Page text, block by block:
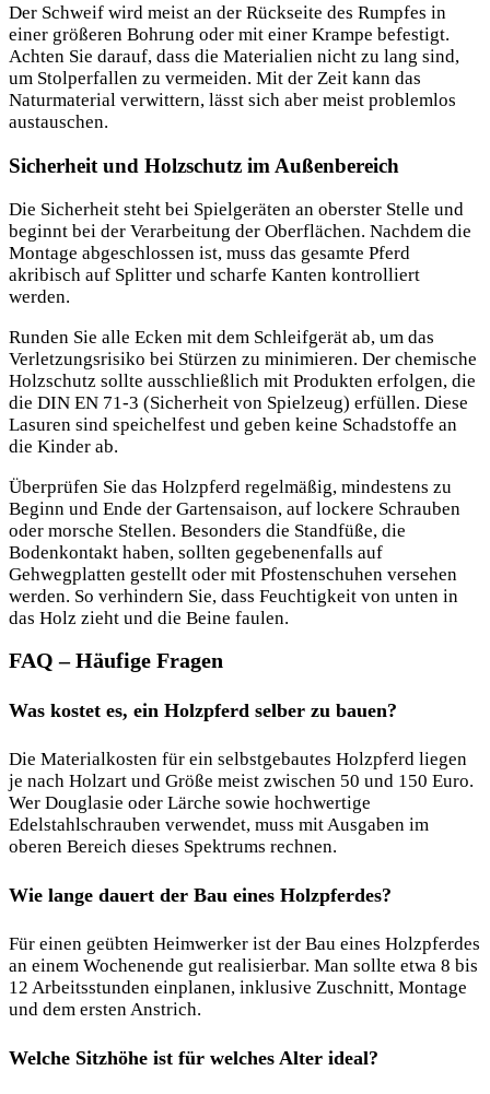
Der Schweif wird meist an der Rückseite des Rumpfes in
einer größeren Bohrung oder mit einer Krampe befestigt.
Achten Sie darauf, dass die Materialien nicht zu lang sind,
um Stolperfallen zu vermeiden. Mit der Zeit kann das
Naturmaterial verwittern, lässt sich aber meist problemlos
austauschen.
Sicherheit und Holzschutz im Außenbereich
Die Sicherheit steht bei Spielgeräten an oberster Stelle und
beginnt bei der Verarbeitung der Oberflächen. Nachdem die
Montage abgeschlossen ist, muss das gesamte Pferd
akribisch auf Splitter und scharfe Kanten kontrolliert
werden.
Runden Sie alle Ecken mit dem Schleifgerät ab, um das
Verletzungsrisiko bei Stürzen zu minimieren. Der chemische
Holzschutz sollte ausschließlich mit Produkten erfolgen, die
die DIN EN 71-3 (Sicherheit von Spielzeug) erfüllen. Diese
Lasuren sind speichelfest und geben keine Schadstoffe an
die Kinder ab.
Überprüfen Sie das Holzpferd regelmäßig, mindestens zu
Beginn und Ende der Gartensaison, auf lockere Schrauben
oder morsche Stellen. Besonders die Standfüße, die
Bodenkontakt haben, sollten gegebenenfalls auf
Gehwegplatten gestellt oder mit Pfostenschuhen versehen
werden. So verhindern Sie, dass Feuchtigkeit von unten in
das Holz zieht und die Beine faulen.
FAQ – Häufige Fragen
Was kostet es, ein Holzpferd selber zu bauen?
Die Materialkosten für ein selbstgebautes Holzpferd liegen
je nach Holzart und Größe meist zwischen 50 und 150 Euro.
Wer Douglasie oder Lärche sowie hochwertige
Edelstahlschrauben verwendet, muss mit Ausgaben im
oberen Bereich dieses Spektrums rechnen.
Wie lange dauert der Bau eines Holzpferdes?
Für einen geübten Heimwerker ist der Bau eines Holzpferdes
an einem Wochenende gut realisierbar. Man sollte etwa 8 bis
12 Arbeitsstunden einplanen, inklusive Zuschnitt, Montage
und dem ersten Anstrich.
Welche Sitzhöhe ist für welches Alter ideal?